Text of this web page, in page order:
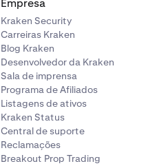
Empresa
Kraken Security
Carreiras Kraken
Blog Kraken
Desenvolvedor da Kraken
Sala de imprensa
Programa de Afiliados
Listagens de ativos
Kraken Status
Central de suporte
Reclamações
Breakout Prop Trading